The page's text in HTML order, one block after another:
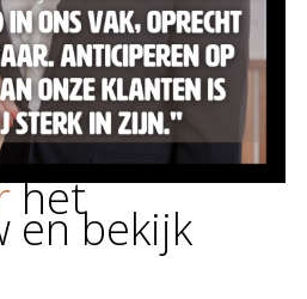
het
en bekijk